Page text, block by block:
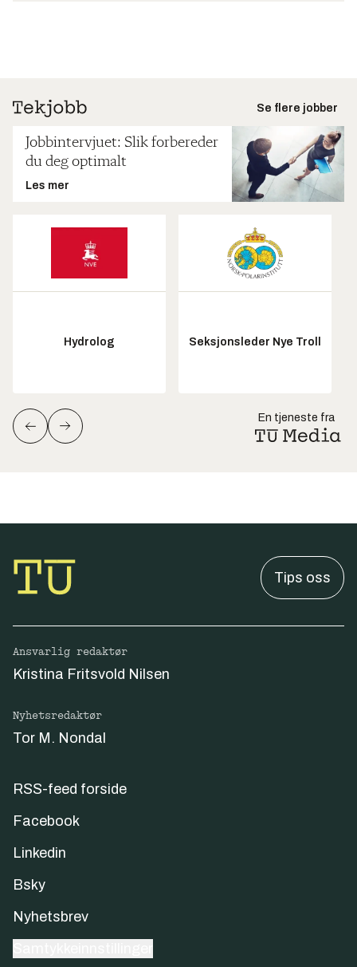
Se flere jobber
Jobbintervjuet: Slik forbereder
du deg optimalt
Les mer
Hydrolog Seksjonsleder Nye Troll
En tjeneste fra
Tips oss
Ansvarlig redaktør
Kristina Fritsvold Nilsen
Nyhetsredaktør
Tor M. Nondal
RSS-feed forside
Facebook
Linkedin
Bsky
Nyhetsbrev